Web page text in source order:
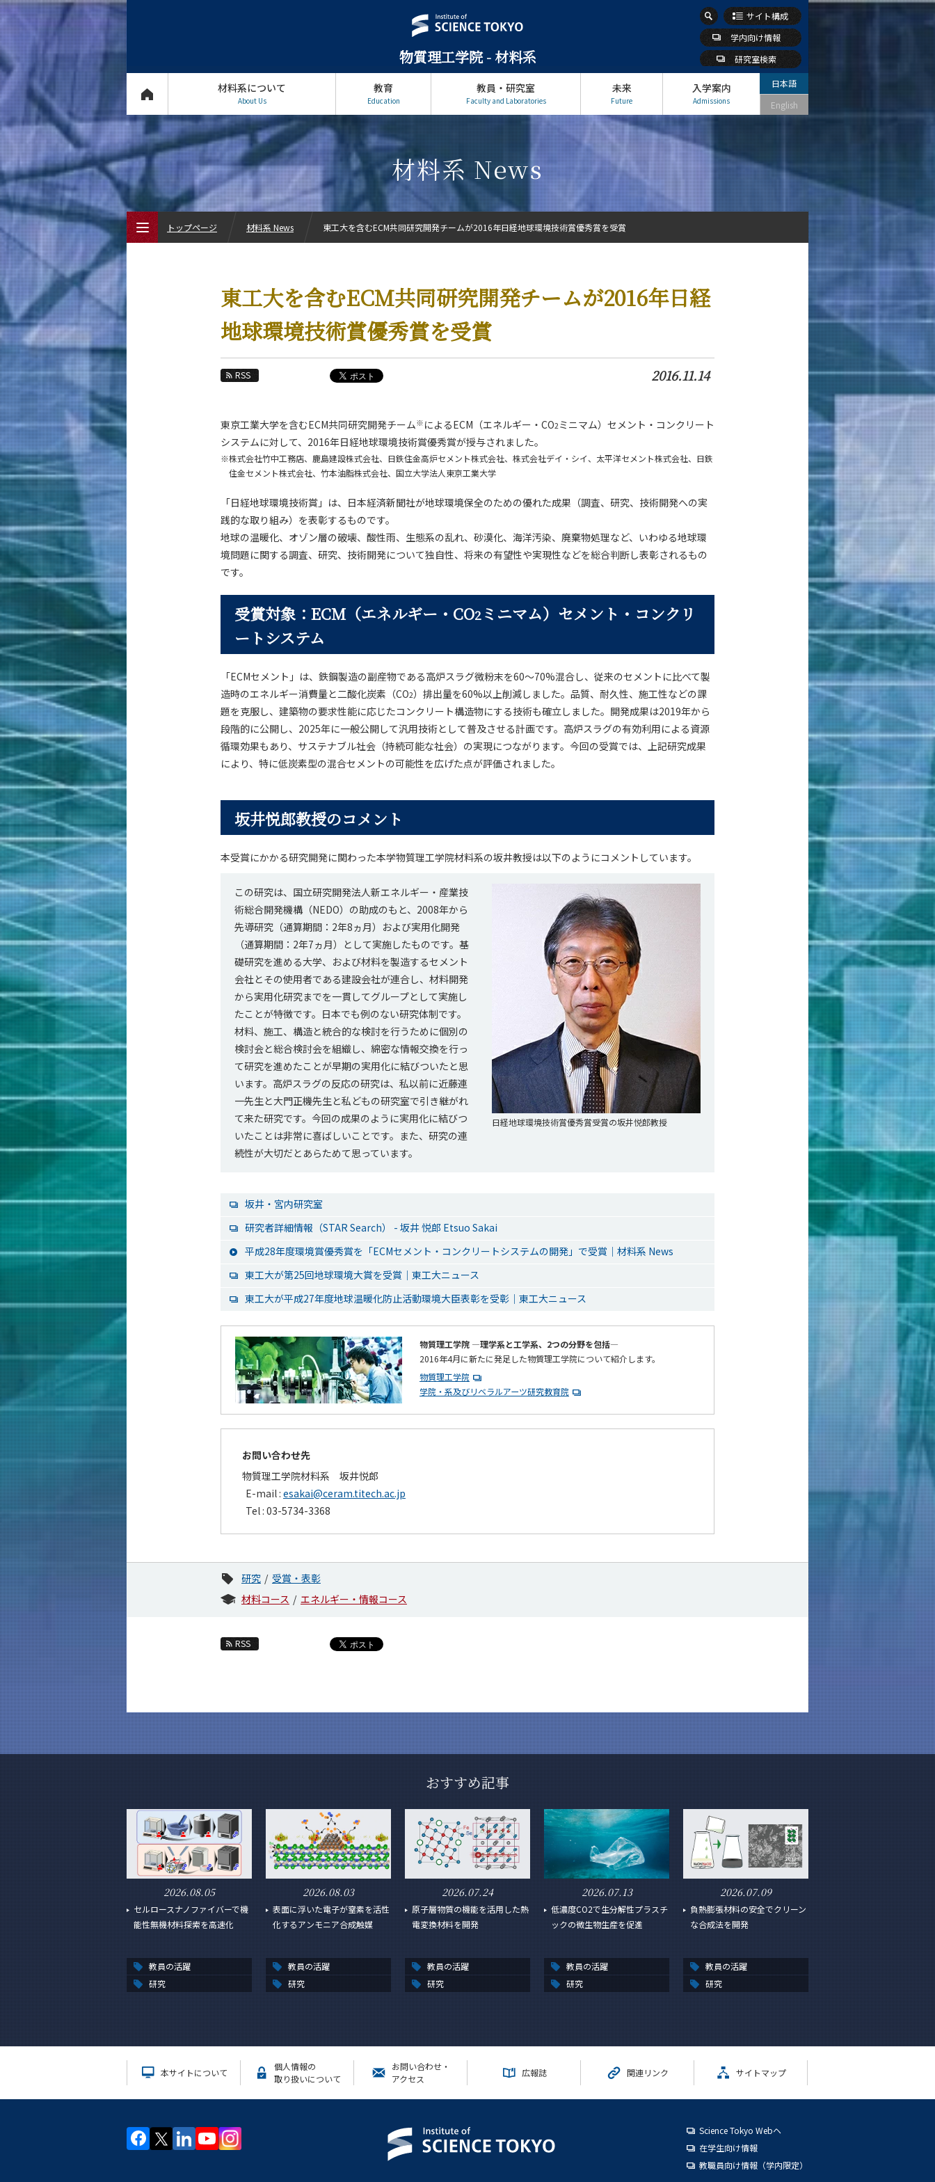
物質理工学院 - 材料系
サイト構成
学内向け情報
研究室検索
材料系について
About Us
教育
Education
教員・研究室
Faculty and Laboratories
未来
Future
入学案内
Admissions
日本語
English
材料系 News
東工大を含むECM共同研究開発チームが2016年日経
地球環境技術賞優秀賞を受賞
RSS 2016.11.14
東京工業大学を含むECM共同研究開発チーム※によるECM（エネルギー・CO2ミニマム）セメント・コンクリート
システムに対して、2016年日経地球環境技術賞優秀賞が授与されました。
※株式会社竹中工務店、鹿島建設株式会社、日鉄住金高炉セメント株式会社、株式会社デイ・シイ、太平洋セメント株式会社、日鉄
住金セメント株式会社、竹本油脂株式会社、国立大学法人東京工業大学
「日経地球環境技術賞」は、日本経済新聞社が地球環境保全のための優れた成果（調査、研究、技術開発への実
践的な取り組み）を表彰するものです。
地球の温暖化、オゾン層の破壊、酸性雨、生態系の乱れ、砂漠化、海洋汚染、廃棄物処理など、いわゆる地球環
境問題に関する調査、研究、技術開発について独自性、将来の有望性や実現性などを総合判断し表彰されるもの
です。
受賞対象：ECM（エネルギー・CO2 ミニマム）セメント・コンクリ
ートシステム
「ECMセメント」は、鉄鋼製造の副産物である高炉スラグ微粉末を60～70%混合し、従来のセメントに比べて製
造時のエネルギー消費量と二酸化炭素（CO2）排出量を60%以上削減しました。品質、耐久性、施工性などの課
題を克服し、建築物の要求性能に応じたコンクリート構造物にする技術も確立しました。開発成果は2019年から
段階的に公開し、2025年に一般公開して汎用技術として普及させる計画です。高炉スラグの有効利用による資源
循環効果もあり、サステナブル社会（持続可能な社会）の実現につながります。今回の受賞では、上記研究成果
により、特に低炭素型の混合セメントの可能性を広げた点が評価されました。
坂井悦郎教授のコメント
本受賞にかかる研究開発に関わった本学物質理工学院材料系の坂井教授は以下のようにコメントしています。
日経地球環境技術賞優秀賞受賞の坂井悦郎教授
この研究は、国立研究開発法人新エネルギー・産業技
術総合開発機構（NEDO）の助成のもと、2008年から
先導研究（通算期間：2年8ヵ月）および実用化開発
（通算期間：2年7ヵ月）として実施したものです。基
礎研究を進める大学、および材料を製造するセメント
会社とその使用者である建設会社が連合し、材料開発
から実用化研究までを一貫してグループとして実施し
たことが特徴です。日本でも例のない研究体制です。
材料、施工、構造と統合的な検討を行うために個別の
検討会と総合検討会を組織し、綿密な情報交換を行っ
て研究を進めたことが早期の実用化に結びついたと思
います。高炉スラグの反応の研究は、私以前に近藤連
一先生と大門正機先生と私どもの研究室で引き継がれ
て来た研究です。今回の成果のように実用化に結びつ
いたことは非常に喜ばしいことです。また、研究の連
続性が大切だとあらためて思っています。
坂井・宮内研究室
研究者詳細情報（STAR Search） - 坂井 悦郎 Etsuo Sakai
平成28年度環境賞優秀賞を「ECMセメント・コンクリートシステムの開発」で受賞｜材料系 News
東工大が第25回地球環境大賞を受賞｜東工大ニュース
東工大が平成27年度地球温暖化防止活動環境大臣表彰を受彰｜東工大ニュース
物質理工学院 ―理学系と工学系、2つの分野を包括―
2016年4月に新たに発足した物質理工学院について紹介します。
物質理工学院
学院・系及びリベラルアーツ研究教育院
お問い合わせ先
物質理工学院材料系 坂井悦郎
E-mail : esakai@ceram.titech.ac.jp
Tel : 03-5734-3368
研究
受賞・表彰
材料コース
エネルギー・情報コース
RSS
おすすめ記事
2026.08.05
セルロースナノファイバーで機
能性無機材料探索を高速化
教員の活躍
研究
2026.08.03
表面に浮いた電子が窒素を活性
化するアンモニア合成触媒
教員の活躍
研究
2026.07.24
原子層物質の機能を活用した熱
電変換材料を開発
教員の活躍
研究
2026.07.13
低濃度CO2で生分解性プラスチ
ックの微生物生産を促進
教員の活躍
研究
2026.07.09
負熱膨張材料の安全でクリーン
な合成法を開発
教員の活躍
研究
本サイトについて
個人情報の
取り扱いについて
お問い合わせ・
アクセス
広報誌 関連リンク サイトマップ
Science Tokyo Webヘ
在学生向け情報
教職員向け情報（学内限定）
トップページ 材料系 News 東工大を含むECM共同研究開発チームが2016年日経地球環境技術賞優秀賞を受賞
イベントカレンダー